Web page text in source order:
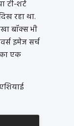
टी-शर्ट
रहा था.
बॉक्स भी
इमेज सर्च
एक